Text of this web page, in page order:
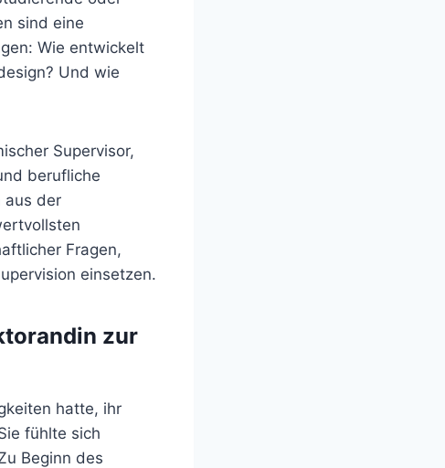
sind eine
Wie entwickelt
Und wie
Supervisor,
berufliche
aus der
Fragen,
einsetzen.
zur
hatte, ihr
fühlte sich
Beginn des